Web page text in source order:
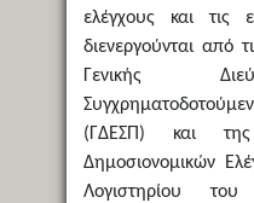
ελέγχους και τις
διενεργούνται από
Γενικής
(ΓΔΕΣΠ) και της
Δημοσιονομικών
Λογιστηρίου του